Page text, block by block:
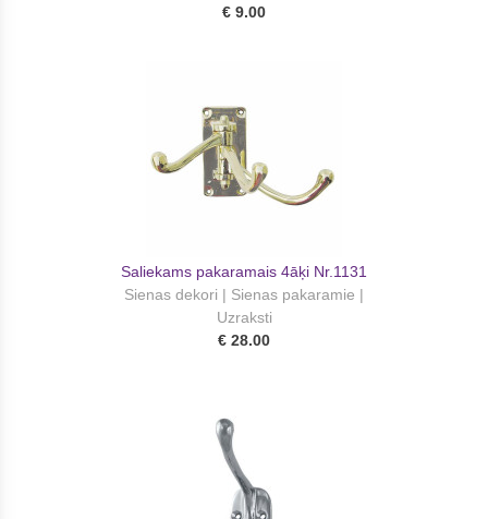
€ 9.00
Saliekams pakaramais 4āķi Nr.1131
Sienas dekori | Sienas pakaramie |
Uzraksti
€ 28.00